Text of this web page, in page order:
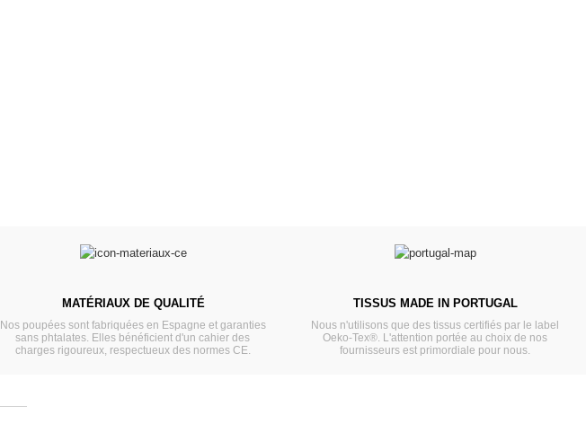
MATÉRIAUX DE QUALITÉ
Nos poupées sont fabriquées en Espagne et garanties
sans phtalates. Elles bénéficient d'un cahier des
charges rigoureux, respectueux des normes CE.
TISSUS MADE IN PORTUGAL
Nous n'utilisons que des tissus certifiés par le label
Oeko-Tex®. L'attention portée au choix de nos
fournisseurs est primordiale pour nous.